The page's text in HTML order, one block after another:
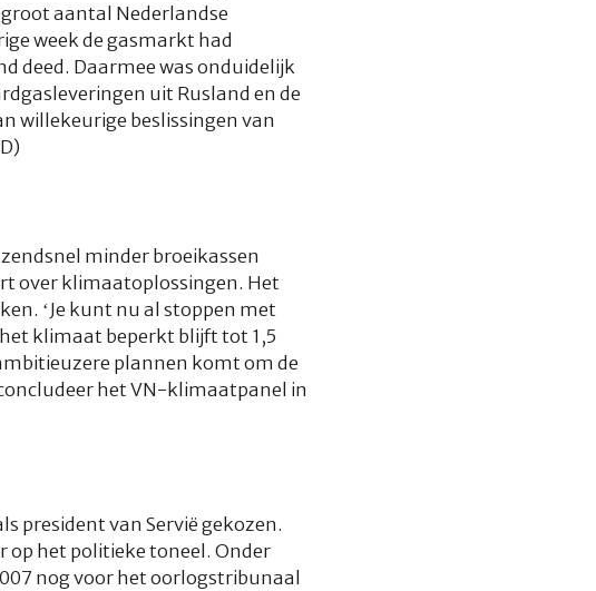
groot aantal Nederlandse
week de gasmarkt had
deed. Daarmee was onduidelijk
uit Rusland en de
willekeurige beslissingen van
minder broeikassen
over klimaatoplossingen. Het
‘Je kunt nu al stoppen met
klimaat beperkt blijft tot 1,5
plannen komt om de
het VN-klimaatpanel in
president van Servië gekozen.
op het politieke toneel. Onder
nog voor het oorlogstribunaal